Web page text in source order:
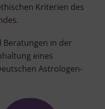
Kriterien des
in der
eines
Astrologen-